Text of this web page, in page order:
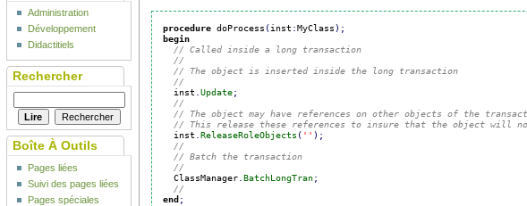
procedure doProcess (inst :MyClass ) ;
begin
// Called inside a long transaction
//
// The object is inserted inside the long transaction
//
  inst
.Update;
//
// The object may have references on other objects of the
// This release these references to insure that the object will
  inst
.ReleaseRoleObjects ( '' ) ;
//
// Batch the transaction
//
  ClassManager
.BatchLongTran;
//
end ;
Administration
Développement
Didactitiels
Rechercher
Boîte À Outils
Pages liées
Suivi des pages liées
Pages spéciales